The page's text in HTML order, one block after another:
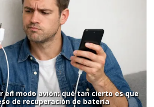
en modo avión: qué tan cierto es que
de recuperación de batería